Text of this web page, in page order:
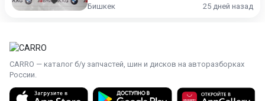
Бишкек 25 дней назад
CARRO — каталог б/у запчастей, шин и дисков на авторазборках
России.